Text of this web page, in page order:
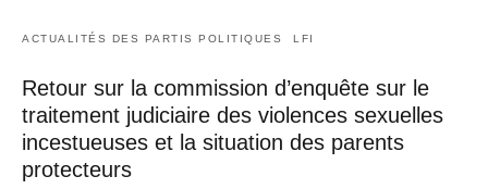
ACTUALITÉS DES PARTIS POLITIQUES LFI
Retour sur la commission d’enquête sur le
traitement judiciaire des violences sexuelles
incestueuses et la situation des parents
protecteurs